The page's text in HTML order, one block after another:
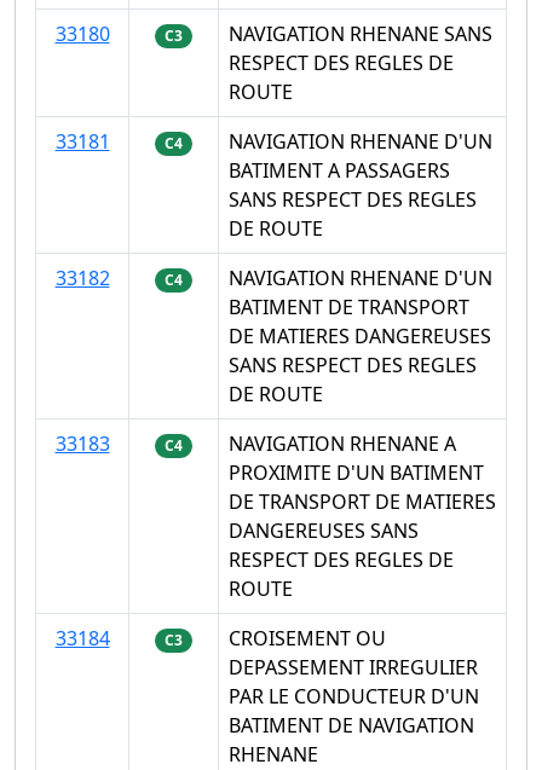
33180
C3
NAVIGATION RHENANE SANS
RESPECT DES REGLES DE
ROUTE
33181
C4
NAVIGATION RHENANE D'UN
BATIMENT A PASSAGERS
SANS RESPECT DES REGLES
DE ROUTE
33182
C4
NAVIGATION RHENANE D'UN
BATIMENT DE TRANSPORT
DE MATIERES DANGEREUSES
SANS RESPECT DES REGLES
DE ROUTE
33183
C4
NAVIGATION RHENANE A
PROXIMITE D'UN BATIMENT
DE TRANSPORT DE MATIERES
DANGEREUSES SANS
RESPECT DES REGLES DE
ROUTE
33184
C3
CROISEMENT OU
DEPASSEMENT IRREGULIER
PAR LE CONDUCTEUR D'UN
BATIMENT DE NAVIGATION
RHENANE